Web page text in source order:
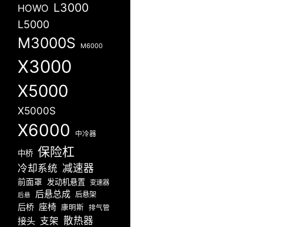
HOWO L3000
L5000
M3000S M6000
X3000
X5000
X5000S
X6000 中冷器
中桥 保险杠
冷却系统 减速器
前面罩 发动机悬置 变速器
后悬 后悬总成 后悬架
后桥 座椅 康明斯 排气管
接头 支架 散热器